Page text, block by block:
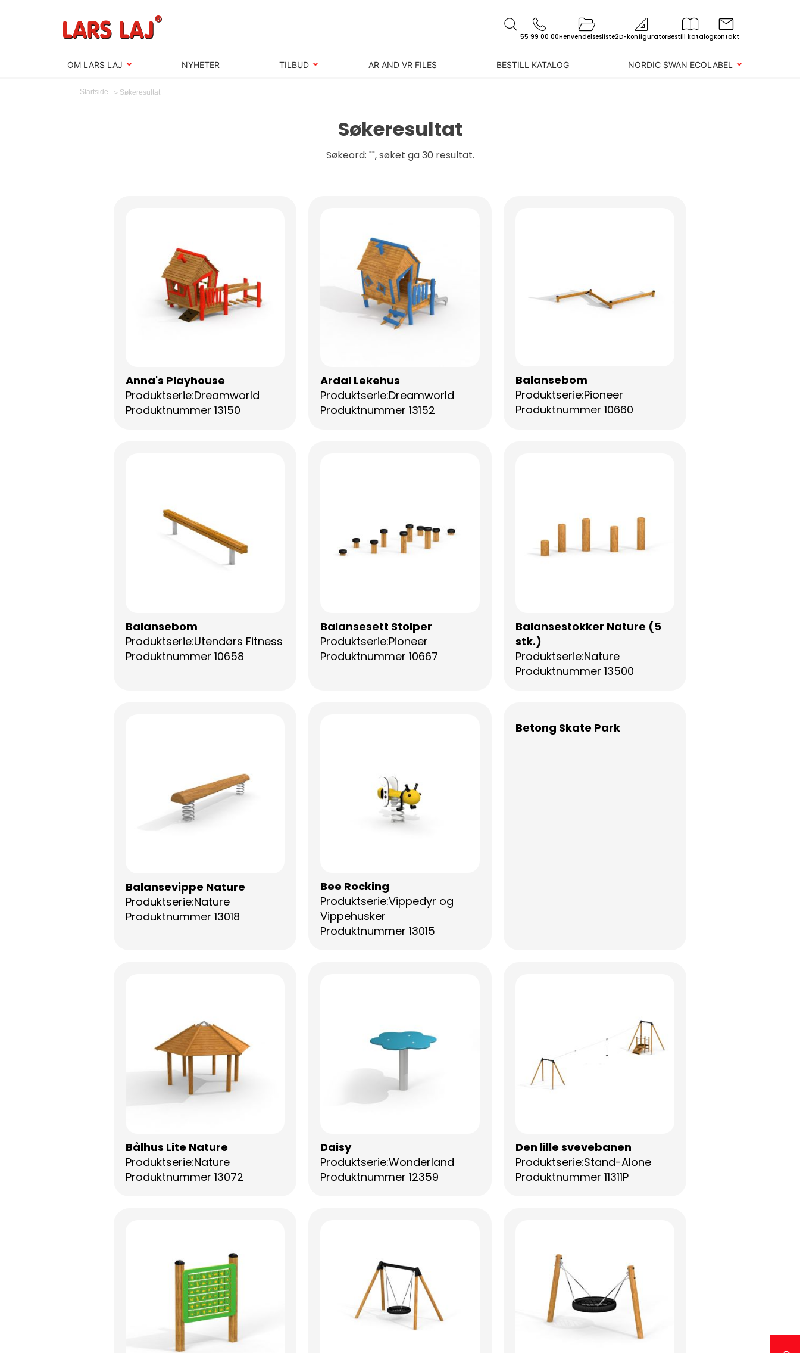
55 99 00 00Henvendelsesliste2D-konfiguratorBestill katalogKontakt
OM LARS LAJ NYHETER TILBUD AR AND VR FILES BESTILL KATALOG NORDIC SWAN ECOLABEL
Startside Søkeresultat
Søkeresultat
Søkeord: "", søket ga 30 resultat.
Anna's Playhouse
Produktserie:Dreamworld
Produktnummer 13150
Ardal Lekehus
Produktserie:Dreamworld
Produktnummer 13152
Balansebom
Produktserie:Pioneer
Produktnummer 10660
Balansebom
Produktserie:Utendørs Fitness
Produktnummer 10658
Balansesett Stolper
Produktserie:Pioneer
Produktnummer 10667
Balansestokker Nature (5
stk.)
Produktserie:Nature
Produktnummer 13500
Balansevippe Nature
Produktserie:Nature
Produktnummer 13018
Bee Rocking
Produktserie:Vippedyr og
Vippehusker
Produktnummer 13015
Betong Skate Park
Bålhus Lite Nature
Produktserie:Nature
Produktnummer 13072
Daisy
Produktserie:Wonderland
Produktnummer 12359
Den lille svevebanen
Produktserie:Stand-Alone
Produktnummer 11311P